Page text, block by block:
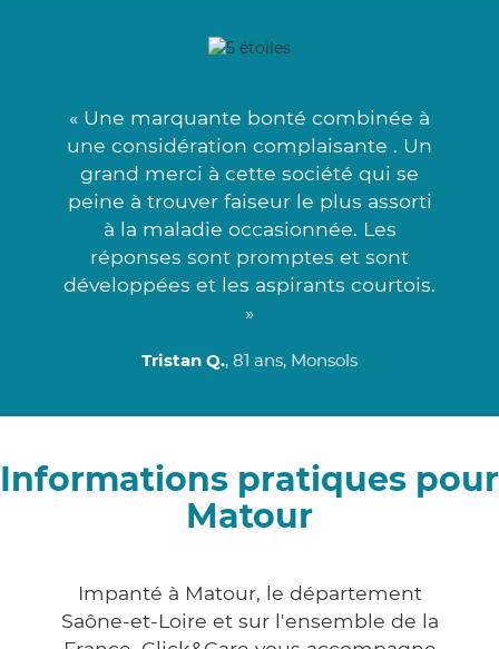
« Une marquante bonté combinée à
une considération complaisante . Un
grand merci à cette société qui se
peine à trouver faiseur le plus assorti
à la maladie occasionnée. Les
réponses sont promptes et sont
développées et les aspirants courtois.
»
Tristan Q., 81 ans, Monsols
Informations pratiques pour
Matour
Impanté à Matour, le département
Saône-et-Loire et sur l'ensemble de la